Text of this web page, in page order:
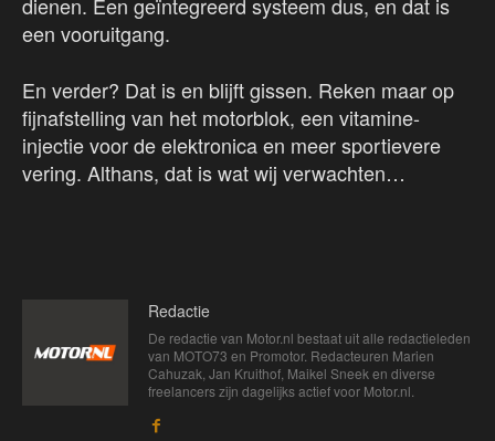
een vooruitgang.
En verder? Dat is en blijft gissen. Reken maar op
fijnafstelling van het motorblok, een vitamine-
injectie voor de elektronica en meer sportievere
vering. Althans, dat is wat wij verwachten…
Redactie
De redactie van Motor.nl bestaat uit alle redactieleden
van MOTO73 en Promotor. Redacteuren Marien
Cahuzak, Jan Kruithof, Maikel Sneek en diverse
freelancers zijn dagelijks actief voor Motor.nl.